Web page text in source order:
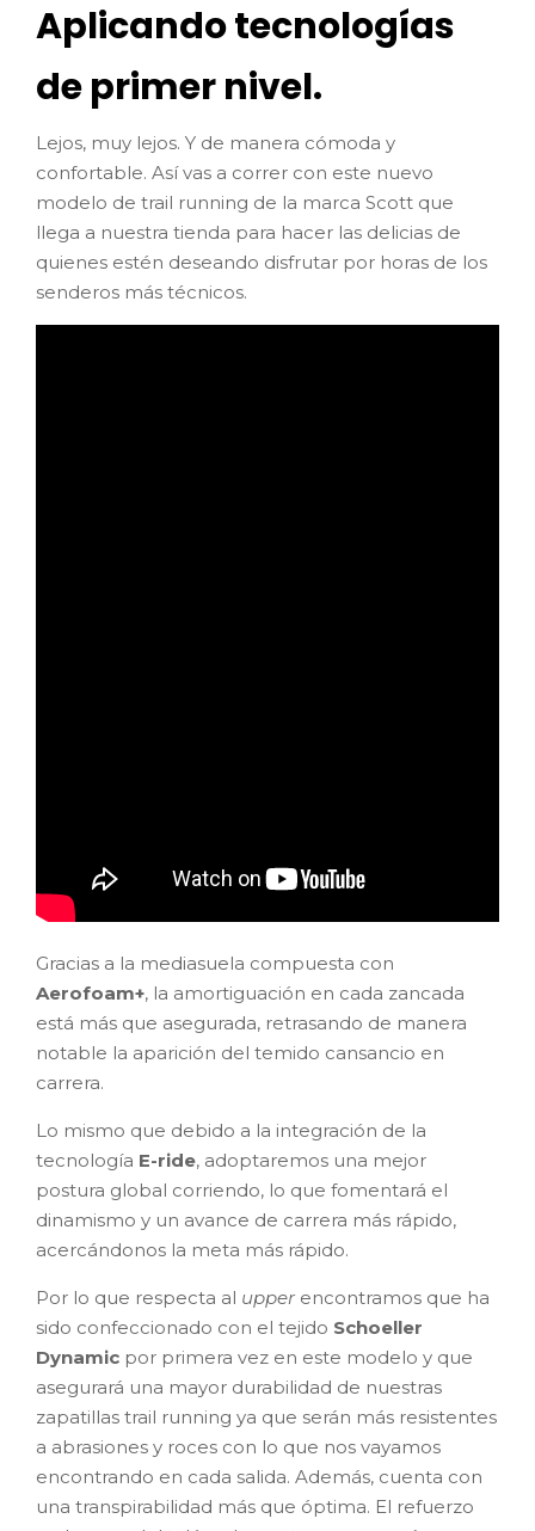
Aplicando tecnologías
de primer nivel.
Lejos, muy lejos. Y de manera cómoda y
confortable. Así vas a correr con este nuevo
modelo de trail running de la marca Scott que
llega a nuestra tienda para hacer las delicias de
quienes estén deseando disfrutar por horas de los
senderos más técnicos.
Gracias a la mediasuela compuesta con
Aerofoam+, la amortiguación en cada zancada
está más que asegurada, retrasando de manera
notable la aparición del temido cansancio en
carrera.
Lo mismo que debido a la integración de la
tecnología E-ride, adoptaremos una mejor
postura global corriendo, lo que fomentará el
dinamismo y un avance de carrera más rápido,
acercándonos la meta más rápido.
Por lo que respecta al upper encontramos que ha
sido confeccionado con el tejido Schoeller
Dynamic por primera vez en este modelo y que
asegurará una mayor durabilidad de nuestras
zapatillas trail running ya que serán más resistentes
a abrasiones y roces con lo que nos vayamos
encontrando en cada salida. Además, cuenta con
una transpirabilidad más que óptima. El refuerzo